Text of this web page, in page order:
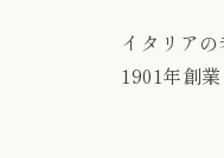
イタリア
1901年創